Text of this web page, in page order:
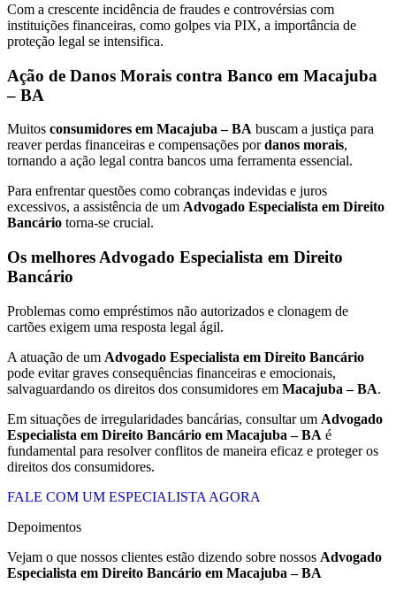
Com a crescente incidência de fraudes e controvérsias com
instituições financeiras, como golpes via PIX, a importância de
proteção legal se intensifica.
Ação de Danos Morais contra Banco em Macajuba
– BA
Muitos consumidores em Macajuba – BA buscam a justiça para
reaver perdas financeiras e compensações pordanos morais,
tornando a ação legal contra bancos uma ferramenta essencial.
Para enfrentar questões como cobranças indevidas e juros
excessivos, a assistência de um Advogado Especialista em Direito
Bancário torna-se crucial.
Os melhores Advogado Especialista em Direito
Bancário
Problemas como empréstimos não autorizados e clonagem de
cartões exigem uma resposta legal ágil.
A atuação de um Advogado Especialista em Direito Bancário
pode evitar graves consequências financeiras e emocionais,
salvaguardando os direitos dos consumidores em Macajuba – BA.
Em situações de irregularidades bancárias, consultar um Advogado
Especialista em Direito Bancário em Macajuba – BA é
fundamental para resolver conflitos de maneira eficaz e proteger os
direitos dos consumidores.
FALE COM UM ESPECIALISTA AGORA
Depoimentos
Vejam o que nossos clientes estão dizendo sobre nossos Advogado
Especialista em Direito Bancário em Macajuba – BA